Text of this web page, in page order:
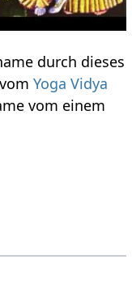
Yoga Vidya
, spricht hier über Eigenname‏‎ vom einem